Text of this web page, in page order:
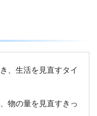
、生活を見直すタイ
物の量を見直すきっ